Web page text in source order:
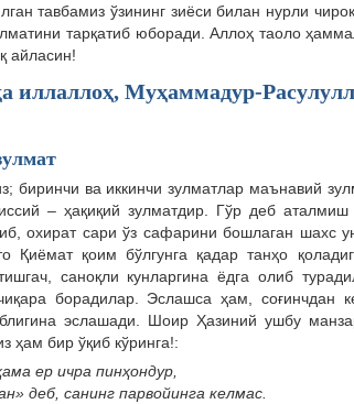
тавбамиз ўзининг зиёси билан нурли
тарқатиб юборади. Аллоҳ таоло
айласин!
иллаллоҳ, Муҳаммадур-
биринчи ва иккинчи зулматлар маънавий
– ҳақиқий зулматдир. Гўр деб аталмиш
охират сари ўз сафарини бошлаган шахс
Қиёмат қоим бўлгунга қадар танҳо
саноқли кунларгина ёдга олиб
борадилар. Эслашса ҳам, соғинчдан
эслашади. Шоир Ҳазиний ушбу
ҳам бир ўқиб кўринга!:
ер ичра пинҳондур,
деб, санинг парвойинга келмас.